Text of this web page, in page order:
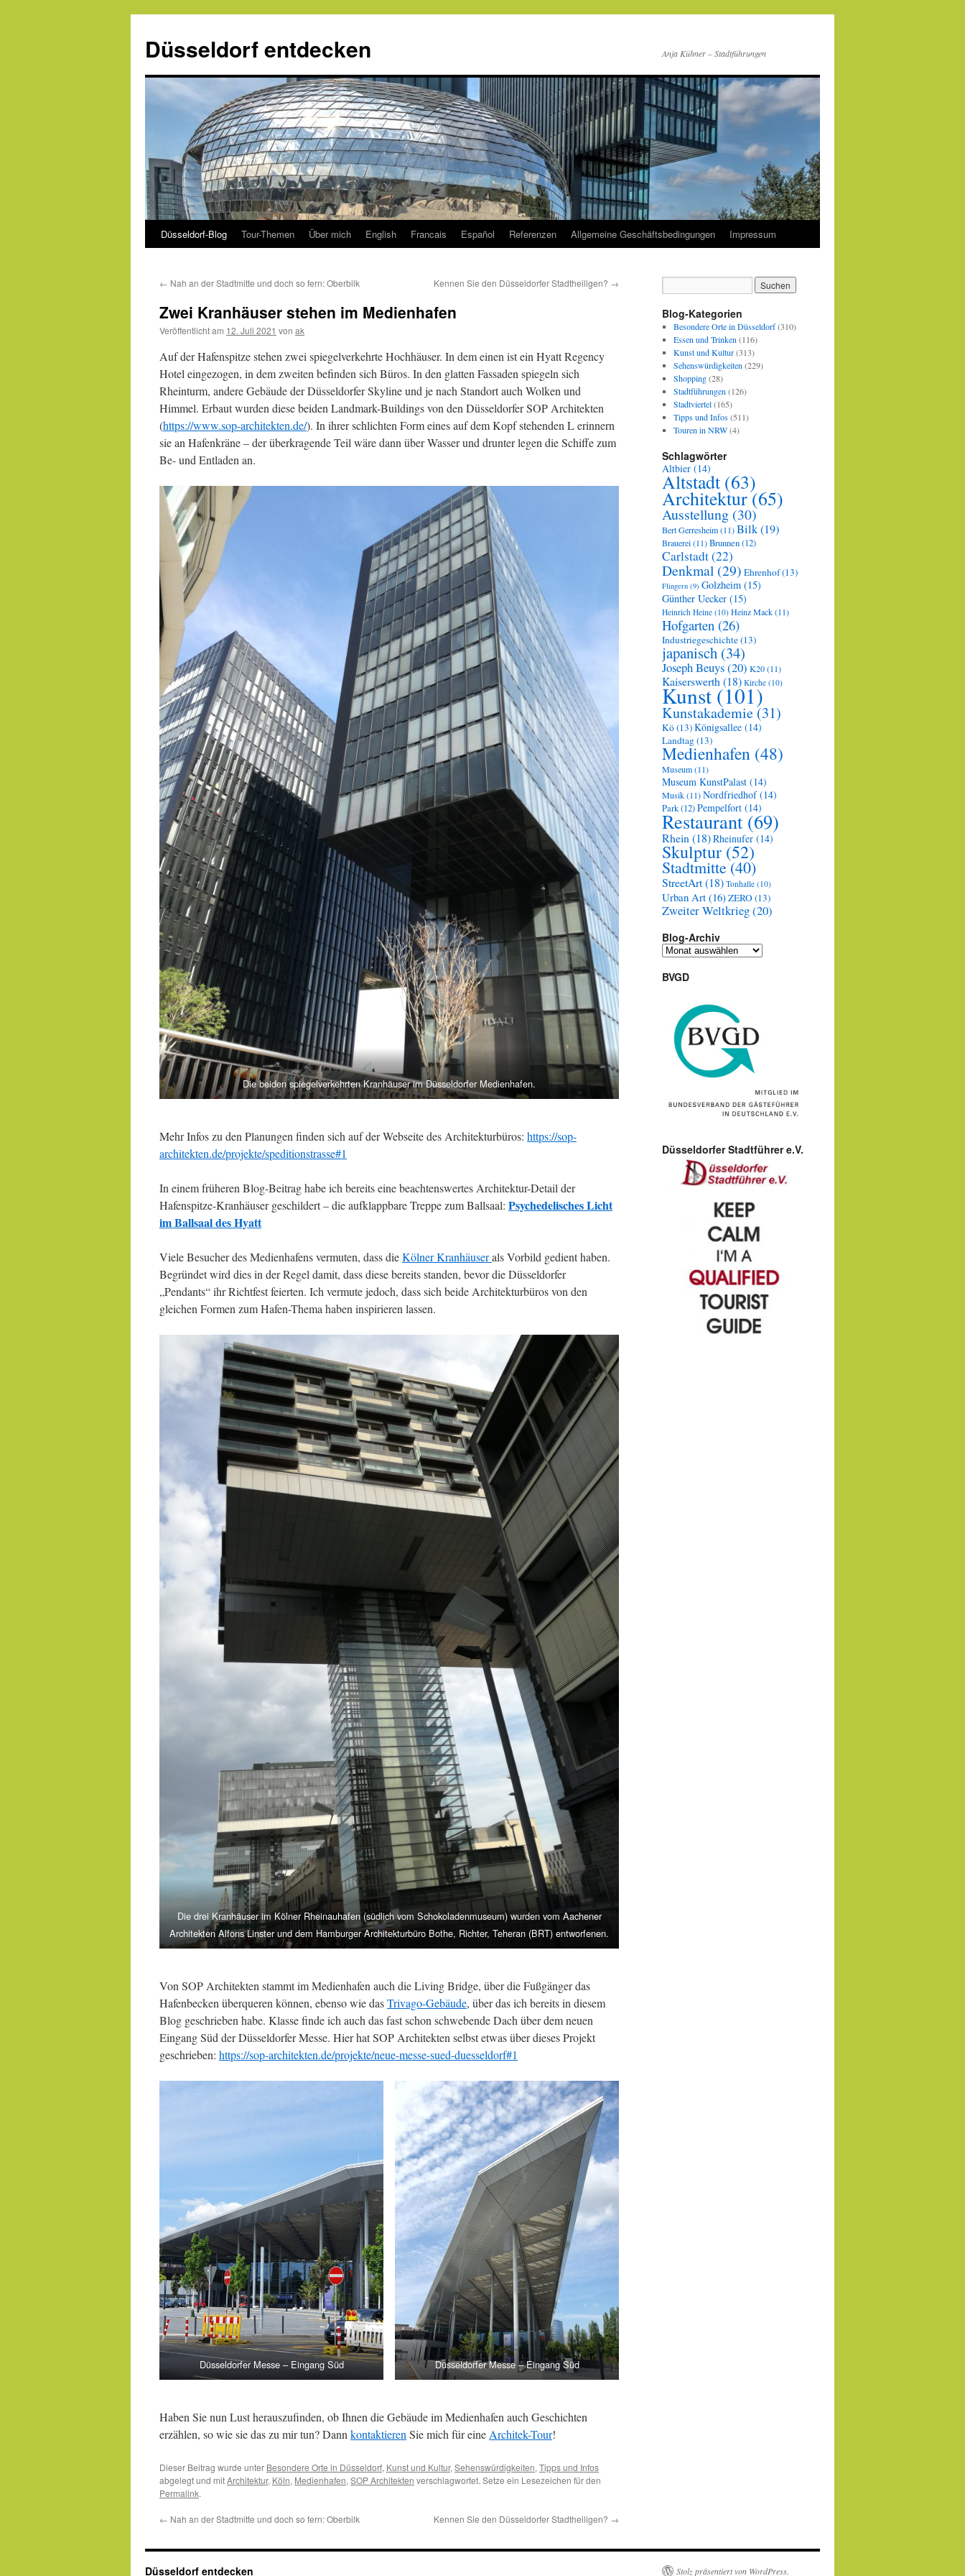
springen
Düsseldorf entdecken Anja Kühner – Stadtführungen
Düsseldorf-Blog Tour-Themen Über mich English Francais Español Referenzen Allgemeine Geschäftsbedingungen Impressum
← Nah an der Stadtmitte und doch so fern: Oberbilk Kennen Sie den Düsseldorfer Stadtheiligen? →
Zwei Kranhäuser stehen im Medienhafen
Veröffentlicht am 12. Juli 2021 von ak
Auf der Hafenspitze stehen zwei spiegelverkehrte Hochhäuser. In dem einen ist ein Hyatt Regency
Hotel eingezogen, in dem zweiten befinden sich Büros. In den glatten Fassaden spiegeln sich
Rheinturm, andere Gebäude der Düsseldorfer Skyline und je nach Standort auch Wolken und
Himmel. Erbaut wurden diese beiden Landmark-Buildings von den Düsseldorfer SOP Architekten
(https://www.sop-architekten.de/). In ihrer schlichten Form eines auf dem Kopf stehenden L erinnern
sie an Hafenkräne – der überkragende Teil wäre dann über Wasser und drunter legen die Schiffe zum
Be- und Entladen an.
Die beiden spiegelverkehrten Kranhäuser im Düsseldorfer Medienhafen.
Mehr Infos zu den Planungen finden sich auf der Webseite des Architekturbüros: https://sop-
architekten.de/projekte/speditionstrasse#1
In einem früheren Blog-Beitrag habe ich bereits eine beachtenswertes Architektur-Detail der
Hafenspitze-Kranhäuser geschildert – die aufklappbare Treppe zum Ballsaal: Psychedelisches Licht
im Ballsaal des Hyatt
Viele Besucher des Medienhafens vermuten, dass dieKölner Kranhäuserals Vorbild gedient haben.
Begründet wird dies in der Regel damit, dass diese bereits standen, bevor die Düsseldorfer
„Pendants“ ihr Richtfest feierten. Ich vermute jedoch, dass sich beide Architekturbüros von den
gleichen Formen zum Hafen-Thema haben inspirieren lassen.
Die drei Kranhäuser im Kölner Rheinauhafen (südlich vom Schokoladenmuseum) wurden vom Aachener
Architekten Alfons Linster und dem Hamburger Architekturbüro Bothe, Richter, Teheran (BRT) entworfenen.
Von SOP Architekten stammt im Medienhafen auch die Living Bridge, über die Fußgänger das
Hafenbecken überqueren können, ebenso wie dasTrivago-Gebäude, über das ich bereits in diesem
Blog geschrieben habe. Klasse finde ich auch das fast schon schwebende Dach über dem neuen
Eingang Süd der Düsseldorfer Messe. Hier hat SOP Architekten selbst etwas über dieses Projekt
geschrieben: https://sop-architekten.de/projekte/neue-messe-sued-duesseldorf#1
Düsseldorfer Messe – Eingang Süd Düsseldorfer Messe – Eingang Süd
Haben Sie nun Lust herauszufinden, ob Ihnen die Gebäude im Medienhafen auch Geschichten
erzählen, so wie sie das zu mir tun? Dann kontaktieren Sie mich für eine Architek-Tour!
Dieser Beitrag wurde unter Besondere Orte in Düsseldorf, Kunst und Kultur, Sehenswürdigkeiten, Tipps und Infos
abgelegt und mitArchitektur, Köln, Medienhafen, SOP Architekten verschlagwortet. Setze ein Lesezeichen für den
Permalink.
← Nah an der Stadtmitte und doch so fern: Oberbilk Kennen Sie den Düsseldorfer Stadtheiligen? →
Blog-Kategorien
Besondere Orte in Düsseldorf(310)
Essen und Trinken (116)
Kunst und Kultur(313)
Sehenswürdigkeiten (229)
Shopping(28)
Stadtführungen (126)
Stadtviertel(165)
Tipps und Infos(511)
Touren in NRW(4)
Schlagwörter
Altbier (14)
Altstadt (63)
Architektur(65)
Ausstellung (30)
Bert Gerresheim(11)Bilk(19)
Brauerei(11)Brunnen(12)
Carlstadt(22)
Denkmal (29) Ehrenhof(13)
Flingern (9) Golzheim (15)
Günther Uecker (15)
Heinrich Heine (10) Heinz Mack(11)
Hofgarten (26)
Industriegeschichte(13)
japanisch (34)
Joseph Beuys(20) K20(11)
Kaiserswerth (18) Kirche (10)
Kunst(101)
Kunstakademie(31)
Kö(13)Königsallee (14)
Landtag(13)
Medienhafen (48)
Museum(11)
Museum KunstPalast (14)
Musik(11)Nordfriedhof(14)
Park(12)Pempelfort (14)
Restaurant(69)
Rhein (18)Rheinufer (14)
Skulptur (52)
Stadtmitte(40)
StreetArt(18) Tonhalle (10)
Urban Art (16)ZERO(13)
Zweiter Weltkrieg(20)
Blog-Archiv
Blog-
BVGD
Düsseldorfer Stadtführer e.V.
Düsseldorf entdecken Stolz präsentiert von WordPress.